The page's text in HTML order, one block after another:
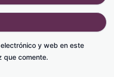
y web en este
que comente.